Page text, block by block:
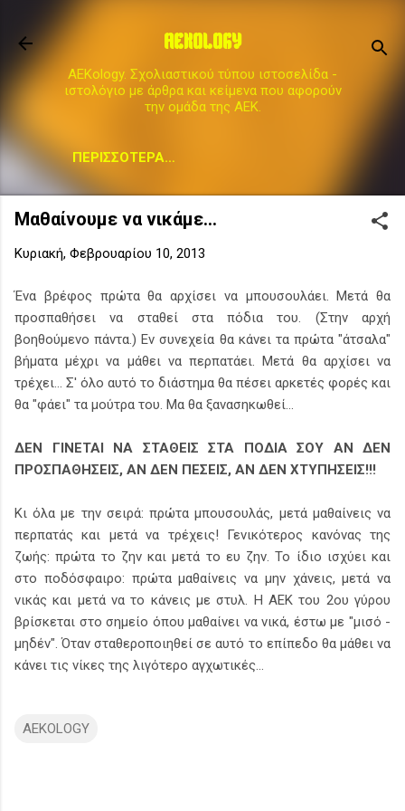
AEKOLOGY
AEKology. Σχολιαστικού τύπου ιστοσελίδα -
ιστολόγιο με άρθρα και κείμενα που αφορούν
την ομάδα της ΑΕΚ.
ΠΕΡΙΣΣΌΤΕΡΑ…
Μαθαίνουμε να νικάμε...
Κυριακή, Φεβρουαρίου 10, 2013
Ένα βρέφος πρώτα θα αρχίσει να μπουσουλάει. Μετά θα
προσπαθήσει να σταθεί στα πόδια του. (Στην αρχή
βοηθούμενο πάντα.) Εν συνεχεία θα κάνει τα πρώτα "άτσαλα"
βήματα μέχρι να μάθει να περπατάει. Μετά θα αρχίσει να
τρέχει... Σ' όλο αυτό το διάστημα θα πέσει αρκετές φορές και
θα "φάει" τα μούτρα του. Μα θα ξανασηκωθεί...
ΔΕΝ ΓΙΝΕΤΑΙ ΝΑ ΣΤΑΘΕΙΣ ΣΤΑ ΠΟΔΙΑ ΣΟΥ ΑΝ ΔΕΝ
ΠΡΟΣΠΑΘΗΣΕΙΣ, ΑΝ ΔΕΝ ΠΕΣΕΙΣ, ΑΝ ΔΕΝ ΧΤΥΠΗΣΕΙΣ!!!
Κι όλα με την σειρά: πρώτα μπουσουλάς, μετά μαθαίνεις να
περπατάς και μετά να τρέχεις! Γενικότερος κανόνας της
ζωής: πρώτα το ζην και μετά το ευ ζην. Το ίδιο ισχύει και
στο ποδόσφαιρο: πρώτα μαθαίνεις να μην χάνεις, μετά να
νικάς και μετά να το κάνεις με στυλ. Η ΑΕΚ του 2ου γύρου
βρίσκεται στο σημείο όπου μαθαίνει να νικά, έστω με "μισό -
μηδέν". Όταν σταθεροποιηθεί σε αυτό το επίπεδο θα μάθει να
κάνει τις νίκες της λιγότερο αγχωτικές...
AEKOLOGY